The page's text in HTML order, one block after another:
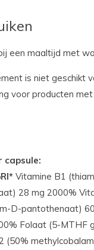
een maaltijd met
is niet geschikt
voor producten
capsule:
Vitamine B1
28 mg 2000%
D-pantothenaat)
Folaat (5-MTHF
(50%